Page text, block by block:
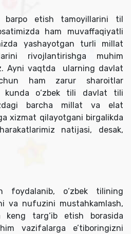
barpo etish tamoyillarini til
ham muvaffaqiyatli
yashayotgan turli millat
rivojlantirishga muhim
Ayni vaqtda ularning davlat
ham zarur sharoitlar
kunda o‘zbek tili davlat tili
barcha millat va elat
xizmat qilayotgani birgalikda
natijasi, desak,
foydalanib, o‘zbek tilining
va nufuzini mustahkamlash,
keng targ‘ib etish borasida
vazifalarga e’tiboringizni